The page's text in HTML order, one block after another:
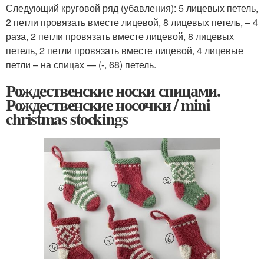
Следующий круговой ряд (убавления): 5 лицевых петель,
2 петли провязать вместе лицевой, 8 лицевых петель, – 4
раза, 2 петли провязать вместе лицевой, 8 лицевых
петель, 2 петли провязать вместе лицевой, 4 лицевые
петли – на спицах — (-, 68) петель.
Рождественские носки спицами.
Рождественские носочки / mini
christmas stockings